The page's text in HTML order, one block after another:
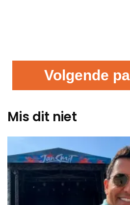
Volgende
Mis dit niet